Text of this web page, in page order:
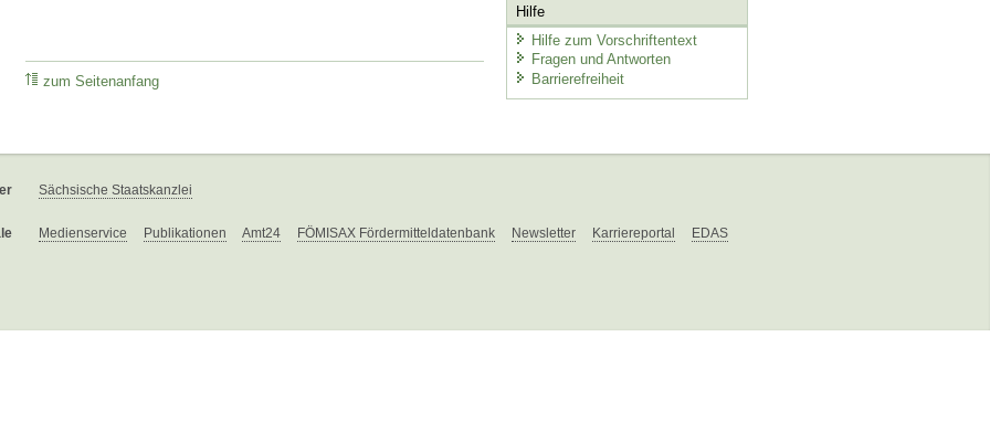
zum Seitenanfang
Hilfe
Hilfe zum Vorschriftentext
Fragen und Antworten
Barrierefreiheit
Sächsische Staatskanzlei
Medienservice Publikationen Amt24 FÖMISAX Fördermitteldatenbank Newsletter Karriereportal EDAS